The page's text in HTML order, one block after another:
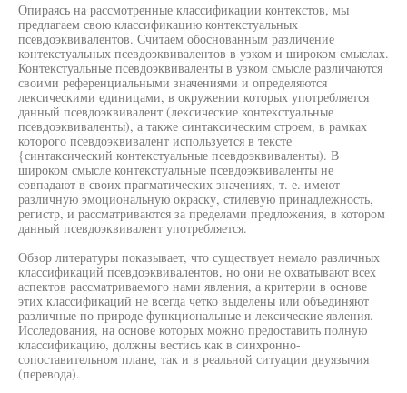
Опираясь на рассмотренные классификации контекстов, мы
предлагаем свою классификацию контекстуальных
псевдоэквивалентов. Считаем обоснованным различение
контекстуальных псевдоэквивалентов в узком и широком смыслах.
Контекстуальные псевдоэквиваленты в узком смысле различаются
своими референциальными значениями и определяются
лексическими единицами, в окружении которых употребляется
данный псевдоэквивалент (лексические контекстуальные
псевдоэквиваленты), а также синтаксическим строем, в рамках
которого псевдоэквивалент используется в тексте
{синтаксический контекстуальные псевдоэквиваленты). В
широком смысле контекстуальные псевдоэквиваленты не
совпадают в своих прагматических значениях, т. е. имеют
различную эмоциональную окраску, стилевую принадлежность,
регистр, и рассматриваются за пределами предложения, в котором
данный псевдоэквивалент употребляется.
Обзор литературы показывает, что существует немало различных
классификаций псевдоэквивалентов, но они не охватывают всех
аспектов рассматриваемого нами явления, а критерии в основе
этих классификаций не всегда четко выделены или объединяют
различные по природе функциональные и лексические явления.
Исследования, на основе которых можно предоставить полную
классификацию, должны вестись как в синхронно-
сопоставительном плане, так и в реальной ситуации двуязычия
(перевода).